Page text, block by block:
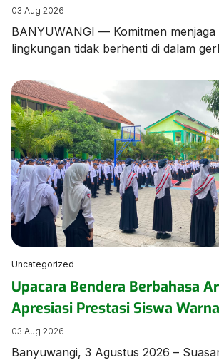
Edukasi Pengelolaan Sampah
03 Aug 2026
BANYUWANGI — Komitmen menjaga
lingkungan tidak berhenti di dalam
langsung ke lingkungan kampung
menggelar aksi kampanye dan
sampah bersama warga masyarakat.
merupakan bentuk kepedulian nyata
Banyuwangi dalam merajut sinergi
sekitar. Dalam kegiatan tersebut,
Uncategorized
Upacara Bendera Berbahasa
Apresiasi Prestasi Siswa
di MTsN 1 Banyuwangi
03 Aug 2026
Banyuwangi, 3 Agustus 2026 –